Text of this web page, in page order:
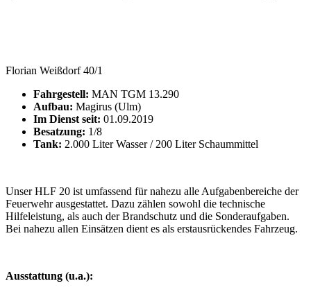
Florian Weißdorf 40/1
Fahrgestell: MAN TGM 13.290
Aufbau: Magirus (Ulm)
Im Dienst seit: 01.09.2019
Besatzung: 1/8
Tank: 2.000 Liter Wasser / 200 Liter Schaummittel
Unser HLF 20 ist umfassend für nahezu alle Aufgabenbereiche der
Feuerwehr ausgestattet. Dazu zählen sowohl die technische
Hilfeleistung, als auch der Brandschutz und die Sonderaufgaben.
Bei nahezu allen Einsätzen dient es als erstausrückendes Fahrzeug.
Ausstattung (u.a.):